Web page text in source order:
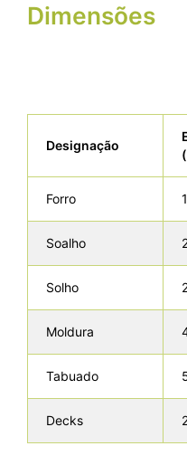
Dimensões
Designação
Forro
Soalho
Solho
Moldura
Tabuado
Decks